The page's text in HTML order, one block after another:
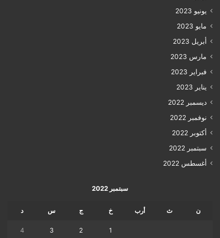
يونيو 2023
مايو 2023
أبريل 2023
مارس 2023
فبراير 2023
يناير 2023
ديسمبر 2022
نوفمبر 2022
أكتوبر 2022
سبتمبر 2022
أغسطس 2022
سبتمبر 2022
ن ث أرب خ ج س د
1
2
3
4